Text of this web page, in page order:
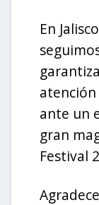
En
atención
ante un
gran
Festival